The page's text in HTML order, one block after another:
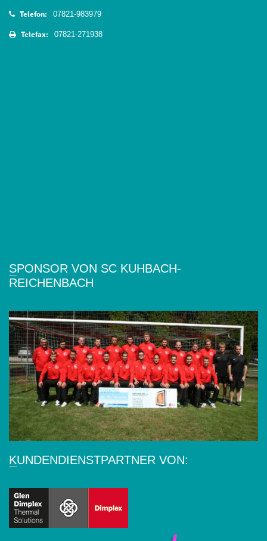
Telefon: 07821-983979
Telefax: 07821-271938
SPONSOR VON SC KUHBACH-
REICHENBACH
KUNDENDIENSTPARTNER VON: